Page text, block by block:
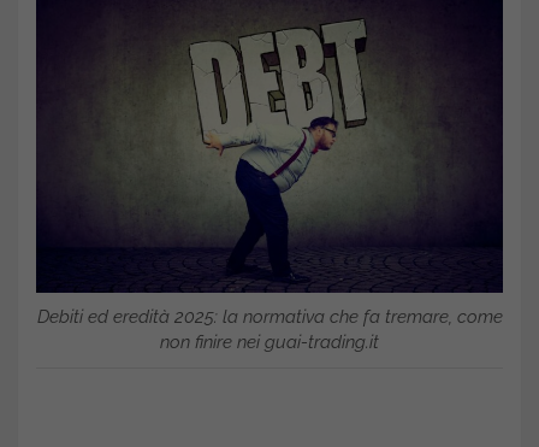
Debiti ed eredità 2025: la normativa che fa tremare, come
non finire nei guai-trading.it